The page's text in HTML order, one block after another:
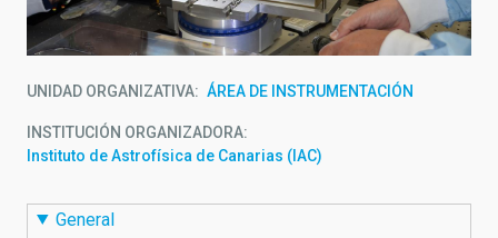
UNIDAD ORGANIZATIVA ÁREA DE INSTRUMENTACIÓN
INSTITUCIÓN ORGANIZADORA
Instituto de Astrofísica de Canarias (IAC)
General